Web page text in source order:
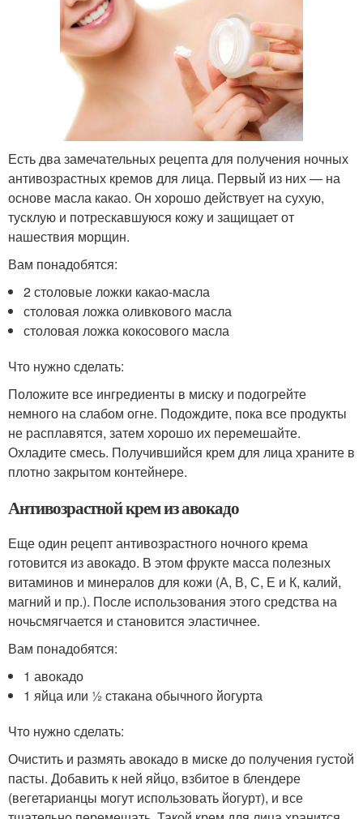
Есть два замечательных рецепта для получения ночных
антивозрастных кремов для лица. Первый из них — на
основе масла какао. Он хорошо действует на сухую,
тусклую и потрескавшуюся кожу и защищает от
нашествия морщин.
Вам понадобятся:
2 столовые ложки какао-масла
столовая ложка оливкового масла
столовая ложка кокосового масла
Что нужно сделать:
Положите все ингредиенты в миску и подогрейте
немного на слабом огне. Подождите, пока все продукты
не расплавятся, затем хорошо их перемешайте.
Охладите смесь. Получившийся крем для лица храните в
плотно закрытом контейнере.
Антивозрастной крем из авокадо
Еще один рецепт антивозрастного ночного крема
готовится из авокадо. В этом фрукте масса полезных
витаминов и минералов для кожи (А, В, С, Е и К, калий,
магний и пр.). После использования этого средства на
ночьсмягчается и становится эластичнее.
Вам понадобятся:
1 авокадо
1 яйца или ½ стакана обычного йогурта
Что нужно сделать:
Очистить и размять авокадо в миске до получения густой
пасты. Добавить к ней яйцо, взбитое в блендере
(вегетарианцы могут использовать йогурт), и все